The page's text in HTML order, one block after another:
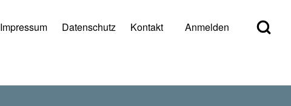
Open Search
User account menu
Impressum Datenschutz Kontakt Anmelden